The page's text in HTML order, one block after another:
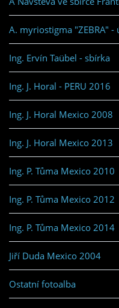
A. myriostigma "ZEBRA" -
Ing. Ervín Taübel - sbírka
Ing. J. Horal - PERU 2016
Ing. J. Horal Mexico 2008
Ing. J. Horal Mexico 2013
Ing. P. Tůma Mexico 2010
Ing. P. Tůma Mexico 2012
Ing. P. Tůma Mexico 2014
Jiří Duda Mexico 2004
Ostatní fotoalba